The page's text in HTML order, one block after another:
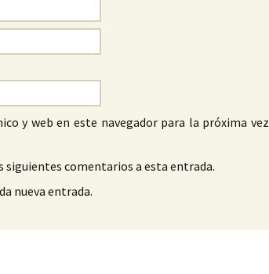
y web en este navegador para la próxima vez
comentarios a esta entrada.
nueva entrada.